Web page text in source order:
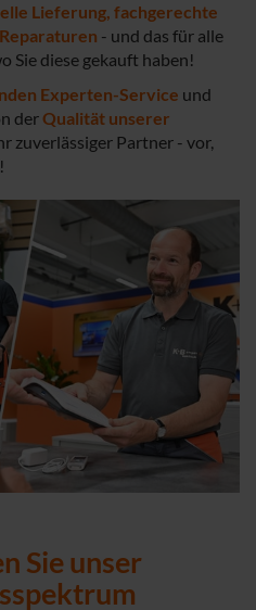
Lieferung, fachgerechte
- und das für alle
Sie diese gekauft haben!
Experten-Service und
derQualität unserer
zuverlässiger Partner - vor,
Sie unser